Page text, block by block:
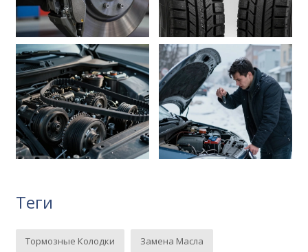
Теги
Тормозные Колодки Замена Масла